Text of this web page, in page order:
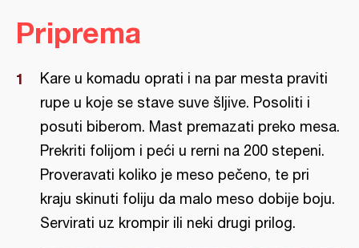
Priprema
Kare u komadu oprati i na par mesta praviti
rupe u koje se stave suve šljive. Posoliti i
posuti biberom. Mast premazati preko mesa.
Prekriti folijom i peći u rerni na 200 stepeni.
Proveravati koliko je meso pečeno, te pri
kraju skinuti foliju da malo meso dobije boju.
Servirati uz krompir ili neki drugi prilog.